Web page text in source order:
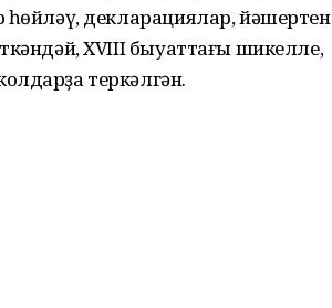
һөйләү, декларациялар, йәшертен
XVIII быуаттағы шикелле,
теркәлгән.